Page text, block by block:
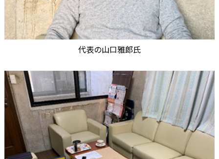
代表の山口雅郎氏